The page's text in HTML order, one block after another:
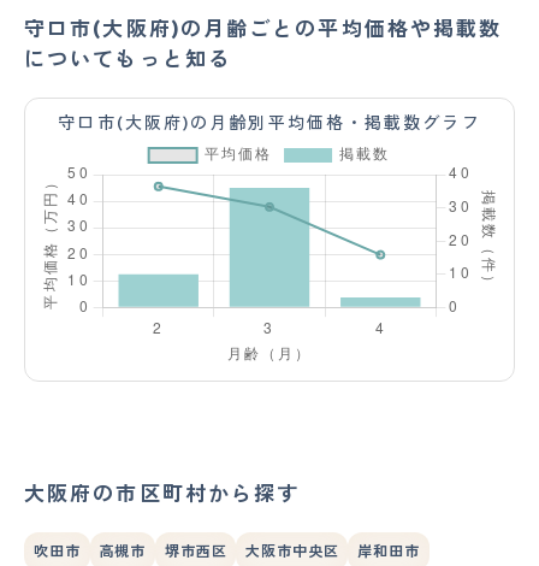
守口市(大阪府)の月齢ごとの平均価格や掲載数
についてもっと知る
守口市(大阪府)の月齢別平均価格・掲載数グラフ
大阪府の市区町村から探す
吹田市 高槻市 堺市西区 大阪市中央区 岸和田市